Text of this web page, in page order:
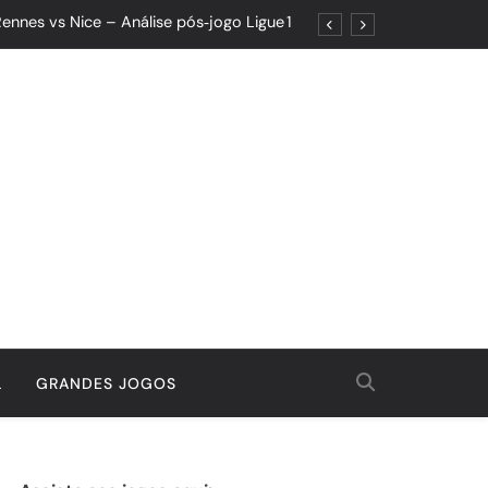
vs Nice – Análise pós‑jogo Ligue 1
o Resultado Esconde o Progresso
Que Nasceu da Garra e do Controle
Um Jogo de Controle e Maturidade
o Resultado Esconde o Progresso
GRANDES JOGOS